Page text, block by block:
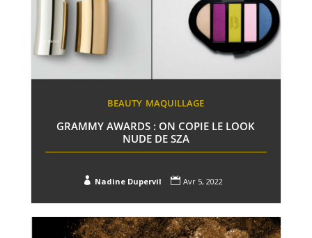
BEAUTY MAQUILLAGE
GRAMMY AWARDS : ON COPIE LE LOOK
NUDE DE SZA
 Nadine Dupervil  Avr 5, 2022